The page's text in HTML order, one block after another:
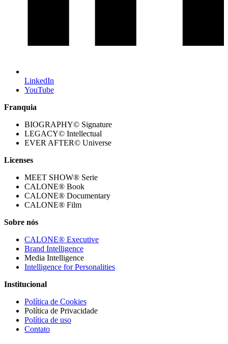
LinkedIn
YouTube
Franquia
BIOGRAPHY© Signature
LEGACY© Intellectual
EVER AFTER© Universe
Licenses
MEET SHOW® Serie
CALONE® Book
CALONE® Documentary
CALONE® Film
Sobre nós
CALONE® Executive
Brand Intelligence
Media Intelligence
Intelligence for Personalities
Institucional
Política de Cookies
Política de Privacidade
Política de uso
Contato